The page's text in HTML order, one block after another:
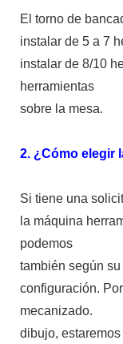
El torno de
instalar de 5 a 7
instalar de 8/10
herramientas
sobre la mesa.
2. ¿Cómo elegir
Si tiene una
la máquina
podemos
también según
configuración.
mecanizado.
dibujo,